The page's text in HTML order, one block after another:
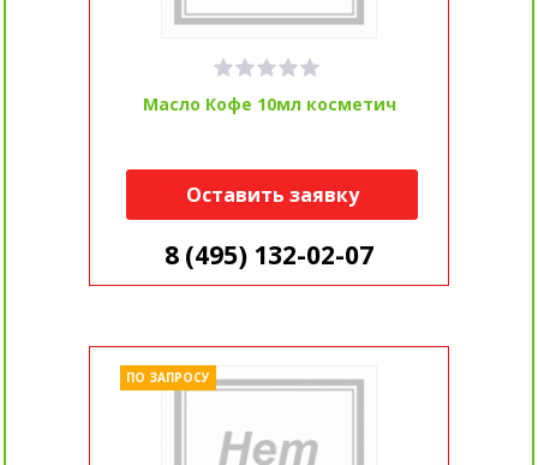
Масло Кофе 10мл косметич
Оставить заявку
8 (495) 132-02-07
ПО ЗАПРОСУ